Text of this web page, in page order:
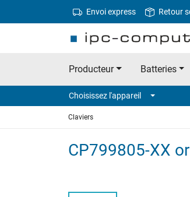
Envoi express Retour
Producteur Batteries
Choisissez l'appareil
Claviers
CP799805-XX